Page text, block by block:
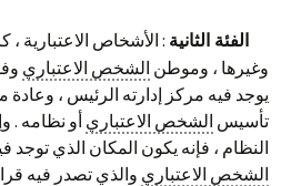
الفئة الثانية : الأشخاص الاعتبارية
وغيرها ، وموطن الشخص الاعتباري
يوجد فيه مركز إدارته الرئيس ، وعادة
تأسيس الشخص الاعتباري أو نظامه .
النظام ، فإنه يكون المكان الذي توجد
الشخص الاعتباري والذي تصدر فيه